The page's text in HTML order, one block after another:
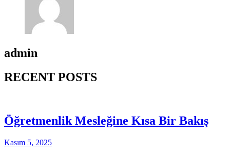
admin
RECENT POSTS
Öğretmenlik Mesleğine Kısa Bir Bakış
Kasım 5, 2025